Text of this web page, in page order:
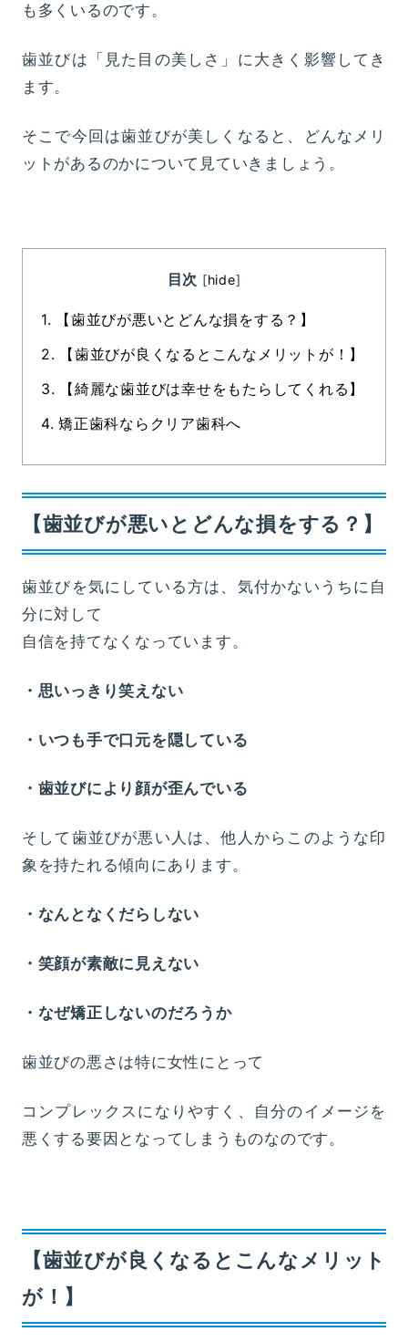
も多くいるのです。
歯並びは「見た目の美しさ」に大きく影響してき
ます。
そこで今回は歯並びが美しくなると、どんなメリ
ットがあるのかについて見ていきましょう。
目次 [hide]
1. 【歯並びが悪いとどんな損をする？】
2. 【歯並びが良くなるとこんなメリットが！】
3. 【綺麗な歯並びは幸せをもたらしてくれる】
4. 矯正歯科ならクリア歯科へ
【歯並びが悪いとどんな損をする？】
歯並びを気にしている方は、気付かないうちに自
分に対して
自信を持てなくなっています。
・思いっきり笑えない
・いつも手で口元を隠している
・歯並びにより顔が歪んでいる
そして歯並びが悪い人は、他人からこのような印
象を持たれる傾向にあります。
・なんとなくだらしない
・笑顔が素敵に見えない
・なぜ矯正しないのだろうか
歯並びの悪さは特に女性にとって
コンプレックスになりやすく、自分のイメージを
悪くする要因となってしまうものなのです。
【歯並びが良くなるとこんなメリット
が！】